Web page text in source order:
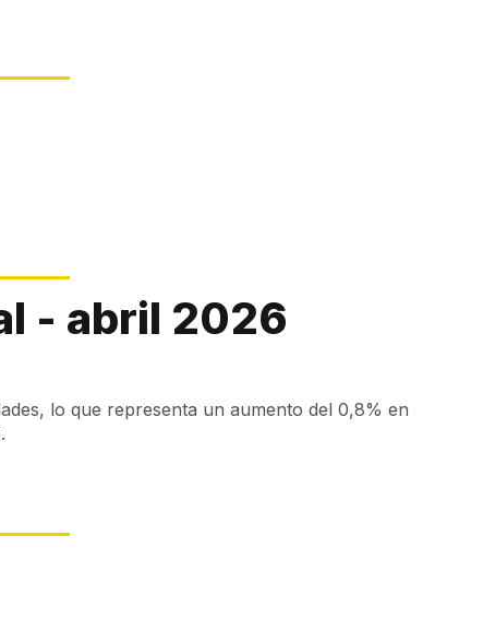
- abril 2026
lo que representa un aumento del 0,8% en